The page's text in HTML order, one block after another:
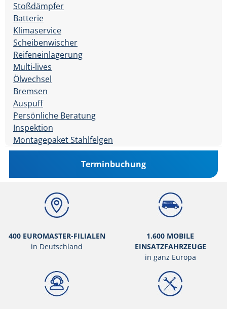
Stoßdämpfer
Batterie
Klimaservice
Scheibenwischer
Reifeneinlagerung
Multi-lives
Ölwechsel
Bremsen
Auspuff
Persönliche Beratung
Inspektion
Montagepaket Stahlfelgen
Terminbuchung
400 EUROMASTER-FILIALEN
in Deutschland
1.600 MOBILE
EINSATZFAHRZEUGE
in ganz Europa